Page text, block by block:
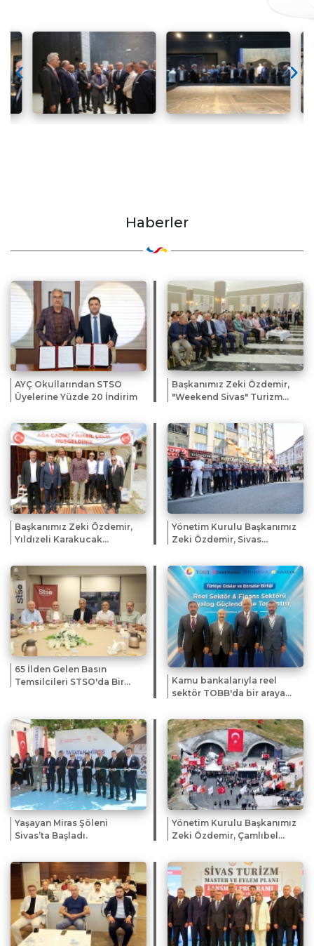
Haberler
AYÇ Okullarından STSO
Üyelerine Yüzde 20 İndirim
Başkanımız Zeki Özdemir,
"Weekend Sivas" Turizm
Başkanımız Zeki Özdemir,
Yıldızeli Karakucak
Festivali'ne Katıldı
Yönetim Kurulu Başkanımız
Zeki Özdemir, Sivas
yeni hizmet ofisinin açılış
törenine katıldı.
65 İlden Gelen Basın
Temsilcileri STSO'da Bir
Kamu bankalarıyla reel
sektör TOBB'da bir araya
Yaşayan Miras Şöleni
Sivas’ta Başladı.
Yönetim Kurulu Başkanımız
Zeki Özdemir, Çamlıbel
Töreni’ne katıldı.